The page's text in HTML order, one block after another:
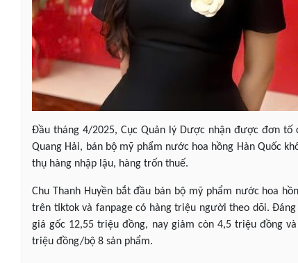
Đầu tháng 4/2025, Cục Quản lý Dược nhận được đơn tố
Quang Hải, bán bộ mỹ phẩm nước hoa hồng Hàn Quốc
thụ hàng nhập lậu, hàng trốn thuế.
Chu Thanh Huyền bắt đầu bán bộ mỹ phẩm nước hoa
trên tiktok và fanpage có hàng triệu người theo dõi.
giá gốc 12,55 triệu đồng, nay giảm còn 4,5 triệu đồng
triệu đồng/bộ 8 sản phẩm.